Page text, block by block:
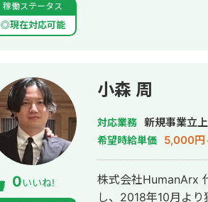
稼働ステータス
◎現在対応可能
0いいね!
小森 周
対応業務 新規事業立
希望時給単価 5,000円
株式会社HumanArx
し、2018年10月よ